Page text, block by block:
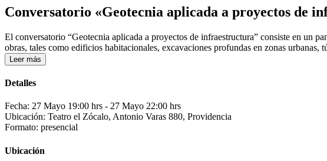
Conversatorio «Geotecnia aplicada a proyectos de
El conversatorio “Geotecnia aplicada a proyectos de infraestructura” consiste en un
obras, tales como edificios habitacionales, excavaciones profundas en zonas urbanas,
Leer más
Detalles
Fecha: 27 Mayo 19:00 hrs - 27 Mayo 22:00 hrs
Ubicación: Teatro el Zócalo, Antonio Varas 880, Providencia
Formato: presencial
Ubicación